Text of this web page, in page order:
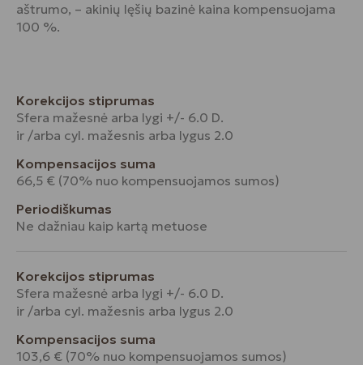
aštrumo, – akinių lęšių bazinė kaina kompensuojama
100 %.
Korekcijos stiprumas
Sfera mažesnė arba lygi +/- 6.0 D.
ir /arba cyl. mažesnis arba lygus 2.0
Kompensacijos suma
66,5 € (70% nuo kompensuojamos sumos)
Periodiškumas
Ne dažniau kaip kartą metuose
Korekcijos stiprumas
Sfera mažesnė arba lygi +/- 6.0 D.
ir /arba cyl. mažesnis arba lygus 2.0
Kompensacijos suma
103,6 € (70% nuo kompensuojamos sumos)